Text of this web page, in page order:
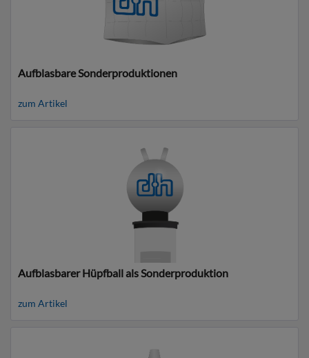
Aufblasbare Sonderproduktionen
zum Artikel
Aufblasbarer Hüpfball als Sonderproduktion
zum Artikel